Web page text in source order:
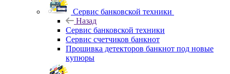
Сервис банковской техники
Назад
Сервис банковской техники
Сервис счетчиков банкнот
Прошивка детекторов банкнот под новые
купюры